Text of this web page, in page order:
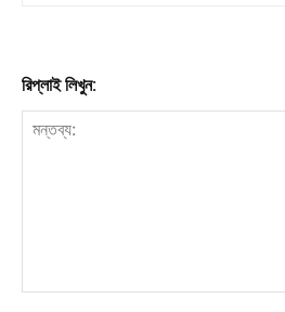
রিপ্লাই লিখুন: